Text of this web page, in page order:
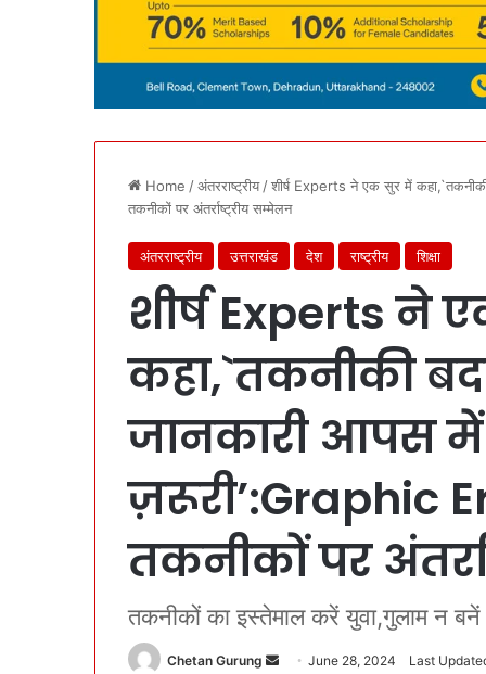
Home /अंतरराष्ट्रीय /शीर्ष Experts ने एक सुर में
तकनीकों पर अंतर्राष्ट्रीय सम्मेलन
अंतरराष्ट्रीय उत्तराखंड देश राष्ट्रीय शिक्षा
शीर्ष Experts ने
कहा,`तकनीकी
जानकारी आपस में
ज़रूरी’:Graphic
तकनीकों पर
तकनीकों का इस्तेमाल करें युवा,गुलाम न बनें
Chetan Gurung June 28, 2024 Last